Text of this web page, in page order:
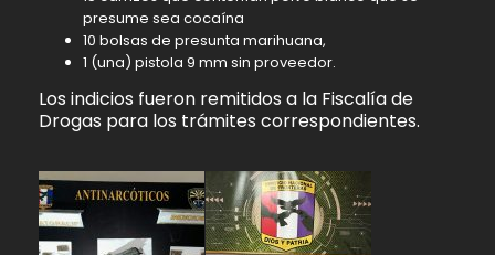
presume sea cocaína
10 bolsas de presunta marihuana,
1 (una) pistola 9 mm sin proveedor.
Los indicios fueron remitidos a la Fiscalía de
Drogas para los trámites correspondientes.